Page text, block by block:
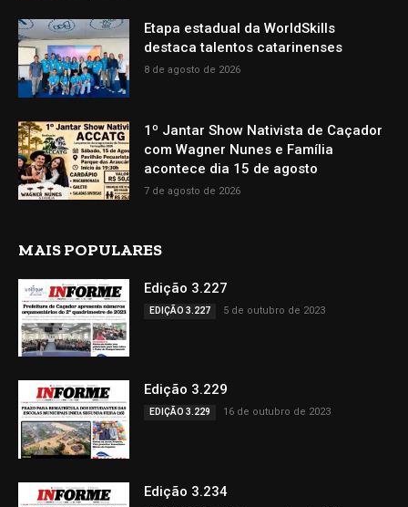
Etapa estadual da WorldSkills
destaca talentos catarinenses
8 de agosto de 2026
1º Jantar Show Nativista de Caçador
com Wagner Nunes e Família
acontece dia 15 de agosto
7 de agosto de 2026
MAIS POPULARES
Edição 3.227
EDIÇÃO 3.227 5 de outubro de 2023
Edição 3.229
EDIÇÃO 3.229 16 de outubro de 2023
Edição 3.234